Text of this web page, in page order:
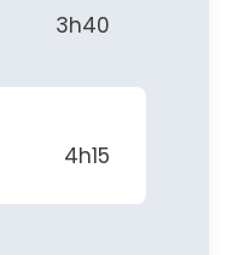
3h40
4h15